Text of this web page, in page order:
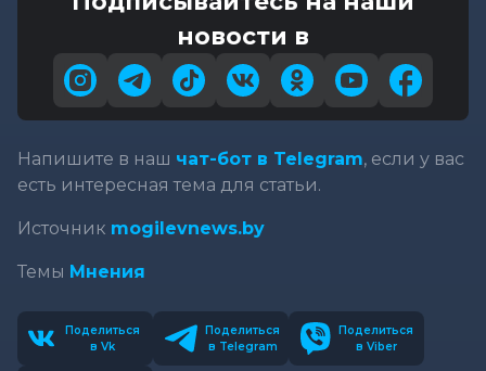
новости в
Напишите в наш чат-бот в Telegram, если у вас
есть интересная тема для статьи.
Источник mogilevnews.by
Темы Мнения
Поделиться
в Vk
Поделиться
в Telegram
Поделиться
в Viber